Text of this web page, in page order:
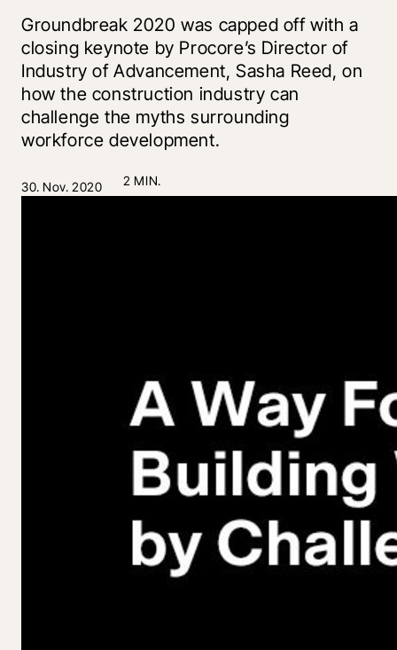
Groundbreak 2020 was capped off with a
closing keynote by Procore’s Director of
Industry of Advancement, Sasha Reed, on
how the construction industry can
challenge the myths surrounding
workforce development.
30. Nov. 2020 2 MIN.